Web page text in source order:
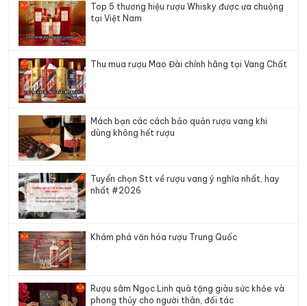
Top 5 thương hiệu rượu Whisky được ưa chuộng
tại Việt Nam
Thu mua rượu Mao Đài chính hãng tại Vang Chất
Mách bạn các cách bảo quản rượu vang khi
dùng không hết rượu
Tuyển chọn Stt về rượu vang ý nghĩa nhất, hay
nhất #2026
Khám phá văn hóa rượu Trung Quốc
Rượu sâm Ngọc Linh quà tặng giàu sức khỏe và
phong thủy cho người thân, đối tác